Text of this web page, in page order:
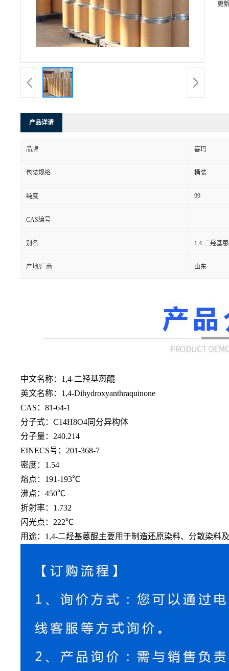
更
产品详请
品牌 喜玛
包装规格 桶装
纯度 99
CAS编号
别名 1,4-二羟基
产地/厂商 山东
中文名称： 1,4-二羟基蒽醌
英文名称： 1,4-Dihydroxyanthraquinone
CAS：81-64-1
分子式： C14H8O4同分异构体
分子量： 240.214
EINECS号：201-368-7
密度： 1.54
熔点： 191-193℃
沸点： 450℃
折射率： 1.732
闪光点： 222℃
用途： 1,4-二羟基蒽醌主要用于制造还原染料、分散染料